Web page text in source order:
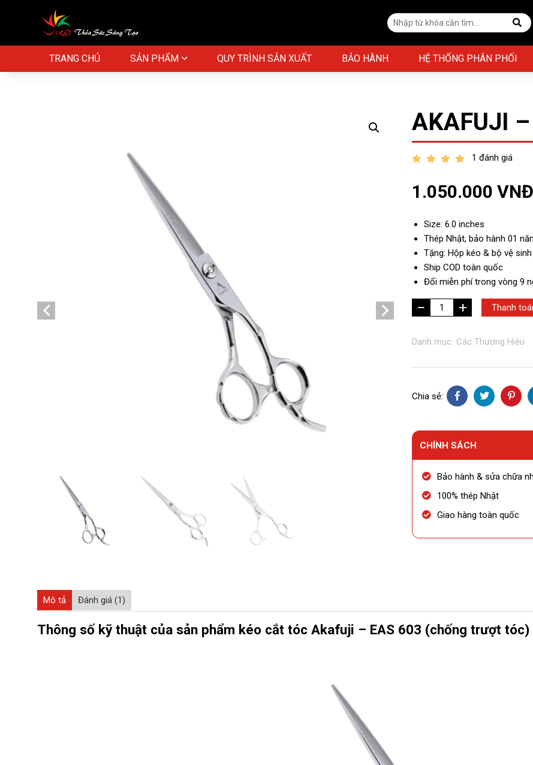
TRANG CHỦ SẢN PHẨM QUY TRÌNH SẢN XUẤT BẢO HÀNH HỆ THỐNG PHÂN PHỐI
AKAFUJI
1 đánh giá
1.050.000 VNĐ
Size: 6.0 inches
Thép Nhật, bảo hành 01
Tặng: Hộp kéo & bộ vệ
Ship COD toàn quốc
Đổi miễn phí trong vòng 9
Akafuji
-
603
+ Thanh
Danh mục: Các Thương Hiệu
Chia sẻ:
CHÍNH SÁCH
Bảo hành & sửa chữa
100% thép Nhật
Giao hàng toàn quốc
Mô tả Đánh giá (1)
Thông số kỹ thuật của sản phẩm kéo cắt tóc Akafuji – EAS 603 (chống trượt tóc)